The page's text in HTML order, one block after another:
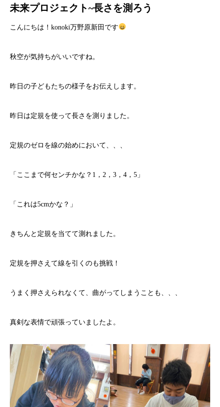
未来プロジェクト~長さを測ろう
こんにちは！konoki万野原新田です
秋空が気持ちがいいですね。
昨日の子どもたちの様子をお伝えします。
昨日は定規を使って長さを測りました。
定規のゼロを線の始めにおいて、、、
「ここまで何センチかな？1，2，3，4，5」
「これは5cmかな？」
きちんと定規を当てて測れました。
定規を押さえて線を引くのも挑戦！
うまく押さえられなくて、曲がってしまうことも、、、
真剣な表情で頑張っていましたよ。